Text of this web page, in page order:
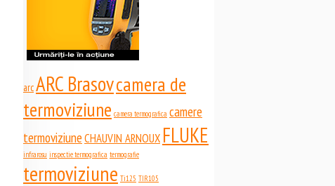
arcARC Brasovcamera de
termoviziune camera termografica camere
termoviziuneCHAUVIN ARNOUX FLUKE
infrarosu inspectie termografica termografie
termoviziune Ti125 TIR105